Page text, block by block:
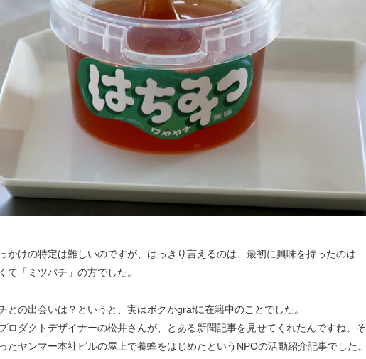
かけの特定は難しいのですが、はっきり言えるのは、最初に興味を持ったのは
て「ミツバチ」の方でした。
との出会いは？というと、実はボクがgrafに在籍中のことでした。
ロダクトデザイナーの松井さんが、とある新聞記事を見せてくれたんですね。そ
たヤンマー本社ビルの屋上で養蜂をはじめたというNPOの活動紹介記事でした。